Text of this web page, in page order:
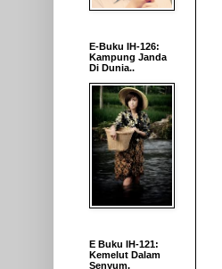
E-Buku IH-126:
Kampung Janda
Di Dunia..
E Buku IH-121:
Kemelut Dalam
Senyum,